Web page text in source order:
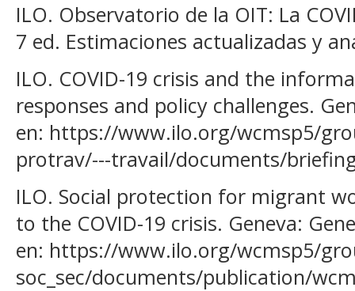
ILO. Observatorio de la OIT: La
7 ed. Estimaciones actualizadas y
ILO. COVID-19 crisis and the
responses and policy challenges.
en: https://www.ilo.org/wcmsp5/
protrav/---travail/documents/
ILO. Social protection for migrant
to the COVID-19 crisis. Geneva:
en: https://www.ilo.org/wcmsp5/
soc_sec/documents/publication/